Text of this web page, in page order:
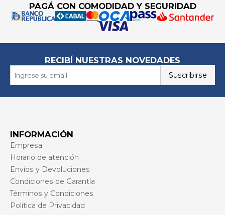
PAGÁ CON COMODIDAD Y SEGURIDAD
RECIBÍ NUESTRAS NOVEDADES
Suscribirse
INFORMACIÓN
Empresa
Horario de atención
Envíos y Devoluciones
Condiciones de Garantía
Términos y Condiciones
Política de Privacidad